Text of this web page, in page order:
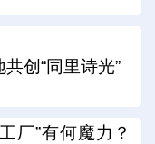
创“同里诗光”
厂”有何魔力？